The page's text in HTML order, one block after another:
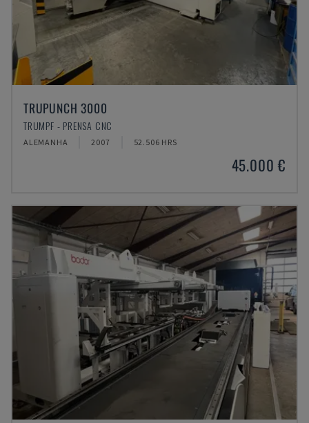
TRUPUNCH 3000
TRUMPF - PRENSA CNC
ALEMANHA 2007 52.506 HRS
45.000 €